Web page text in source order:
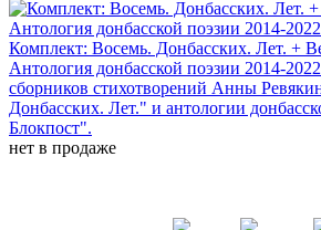
Комплект: Восемь. Донбасских. Лет. +
Антология донбасской поэзии 2014-2022
сборников стихотворений Анны
Донбасских. Лет." и антологии
Блокпост".
нет в продаже